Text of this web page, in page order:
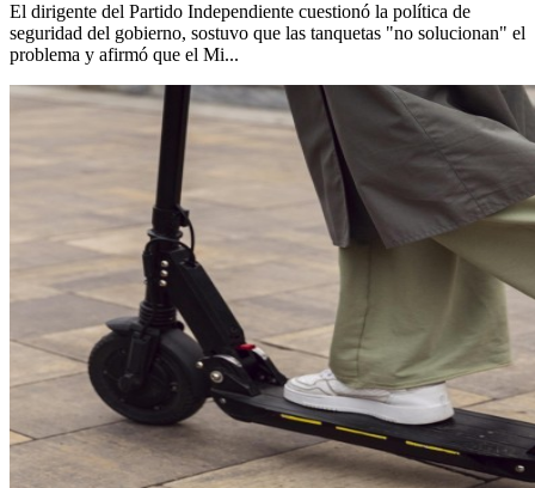
El dirigente del Partido Independiente cuestionó la política de
seguridad del gobierno, sostuvo que las tanquetas "no solucionan" el
problema y afirmó que el Mi...